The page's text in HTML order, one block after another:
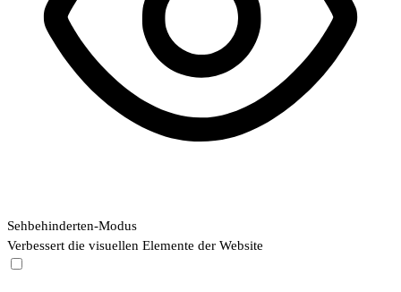
Sehbehinderten-Modus
Verbessert die visuellen Elemente der Website